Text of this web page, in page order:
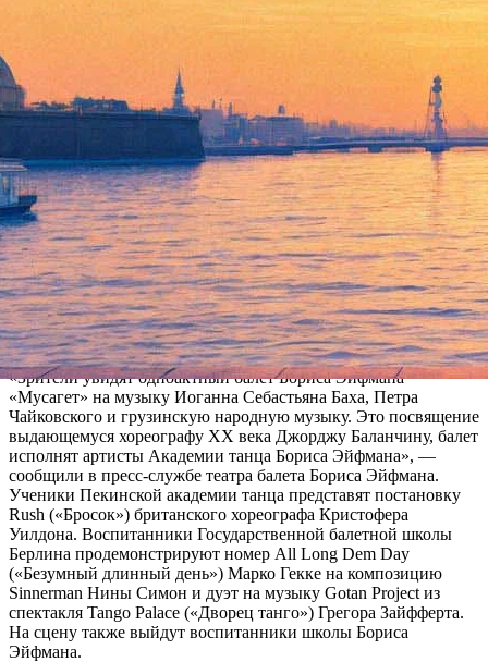
28 октября 2019, 19:10
Детский театр танца Бориса Эйфмана, который официально
открывается в Петербурге в середине ноября, рассказал
«Фонтанке» о планах на первые месяцы работы. Гала-концерт
в честь открытия площадки пройдёт 16 ноября, в нём
поучаствуют воспитанники Академии танца Бориса Эйфмана,
Пекинской академии танца и Государственной балетной
школы Берлина.
«Зрители увидят одноактный балет Бориса Эйфмана
«Мусагет» на музыку Иоганна Себастьяна Баха, Петра
Чайковского и грузинскую народную музыку. Это посвящение
выдающемуся хореографу XX века Джорджу Баланчину, балет
исполнят артисты Академии танца Бориса Эйфмана», —
сообщили в пресс-службе театра балета Бориса Эйфмана.
Ученики Пекинской академии танца представят постановку
Rush («Бросок») британского хореографа Кристофера
Уилдона. Воспитанники Государственной балетной школы
Берлина продемонстрируют номер All Long Dem Day
(«Безумный длинный день») Марко Гекке на композицию
Sinnerman Нины Симон и дуэт на музыку Gotan Project из
спектакля Tango Palace («Дворец танго») Грегора Зайфферта.
На сцену также выйдут воспитанники школы Бориса
Эйфмана.